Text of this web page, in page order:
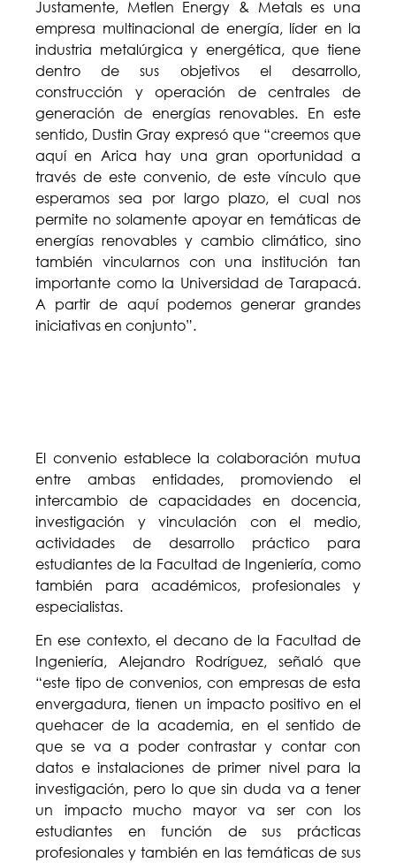
Justamente, Metlen Energy & Metals es una
empresa multinacional de energía, líder en la
industria metalúrgica y energética, que tiene
dentro de sus objetivos el desarrollo,
construcción y operación de centrales de
generación de energías renovables. En este
sentido, Dustin Gray expresó que “creemos que
aquí en Arica hay una gran oportunidad a
través de este convenio, de este vínculo que
esperamos sea por largo plazo, el cual nos
permite no solamente apoyar en temáticas de
energías renovables y cambio climático, sino
también vincularnos con una institución tan
importante como la Universidad de Tarapacá.
A partir de aquí podemos generar grandes
iniciativas en conjunto”.
El convenio establece la colaboración mutua
entre ambas entidades, promoviendo el
intercambio de capacidades en docencia,
investigación y vinculación con el medio,
actividades de desarrollo práctico para
estudiantes de la Facultad de Ingeniería, como
también para académicos, profesionales y
especialistas.
En ese contexto, el decano de la Facultad de
Ingeniería, Alejandro Rodríguez, señaló que
“este tipo de convenios, con empresas de esta
envergadura, tienen un impacto positivo en el
quehacer de la academia, en el sentido de
que se va a poder contrastar y contar con
datos e instalaciones de primer nivel para la
investigación, pero lo que sin duda va a tener
un impacto mucho mayor va ser con los
estudiantes en función de sus prácticas
profesionales y también en las temáticas de sus